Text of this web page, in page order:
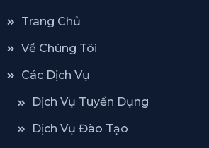
Trang Chủ
Về Chúng Tôi
Các Dịch Vụ
Dịch Vụ Tuyển Dụng
Dịch Vụ Đào Tạo